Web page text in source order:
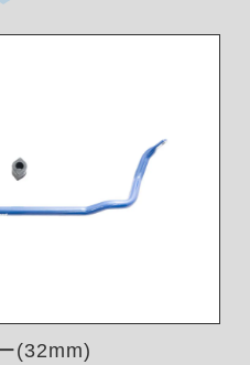
(32mm)